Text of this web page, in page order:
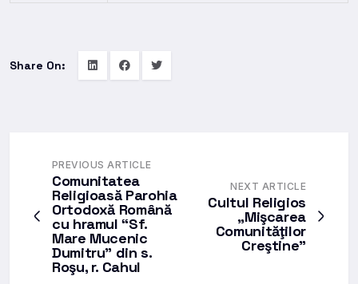
Share On:
PREVIOUS ARTICLE
Comunitatea
Religioasă Parohia
Ortodoxă Română
cu hramul “Sf.
Mare Mucenic
Dumitru” din s.
Roşu, r. Cahul
NEXT ARTICLE
Cultul Religios
„Mişcarea
Comunităţilor
Creştine”